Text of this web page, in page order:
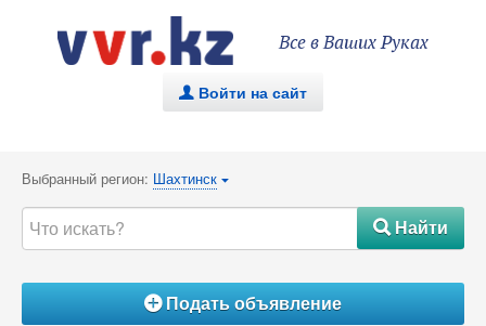
Все в Ваших Руках
. Войти на сайт
Выбранный регион: Шахтинск {
#Найти
ÁПодать объявление